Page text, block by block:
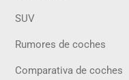
SUV
Rumores de coches
Comparativa de coches